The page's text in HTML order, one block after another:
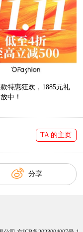
特惠狂欢，1885元礼
中！
TA 的主页
分享